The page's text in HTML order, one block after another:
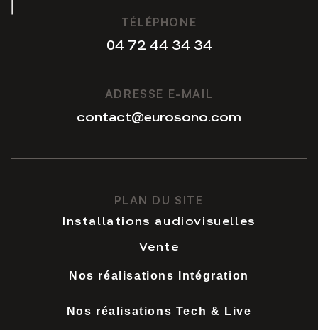
TÉLÉPHONE
04 72 44 34 34
ADRESSE E-MAIL
contact@eurosono.com
contact@eurosono.com
PLAN DU SITE
Installations audiovisuelles
Vente
Nos réalisations Intégration
Nos réalisations Tech & Live